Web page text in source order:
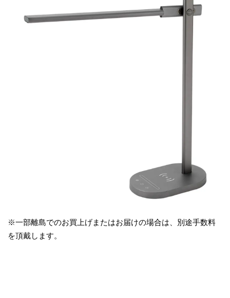
※一部離島でのお買上げまたはお届けの場合は、別途手数料
を頂戴します。